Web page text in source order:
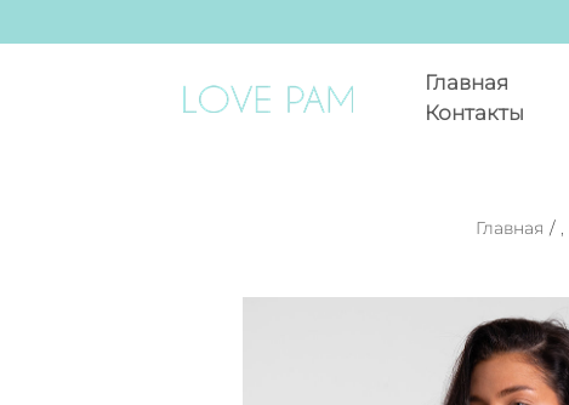
Главная
Контакты
Главная / ,